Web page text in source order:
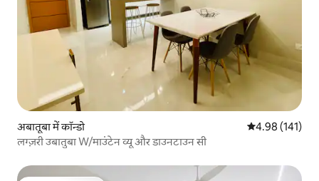
अबातूबा में कॉन्डो औसत रेटिंग 5 में से
4.98 (141)
लग्ज़री उबातुबा W/माउंटेन व्यू और डाउनटाउन सी